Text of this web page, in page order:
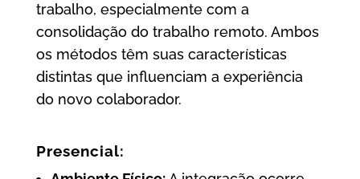
trabalho, especialmente com a
consolidação do trabalho remoto. Ambos
os métodos têm suas características
distintas que influenciam a experiência
do novo colaborador.
Presencial: